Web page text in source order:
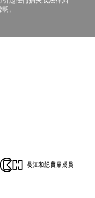
。
及 香港婦檢中
。